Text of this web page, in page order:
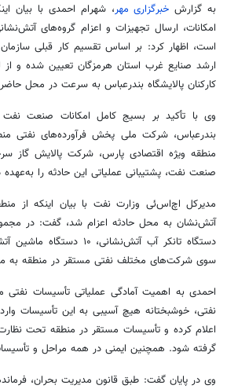
به گزارش خبرگزاری مهر، شهرام احمدی با بیان
امکانات، ارسال تجهیزات و اعزام گروه‌های
است، اظهار کرد: بر اساس تقسیم کار قبلی
ارشد صنایع غرب استان هرمزگان تعیین شده و از
کارکنان پالایشگاه بندرعباس به سرعت در محل
وی با تأکید بر بسیج کامل امکانات صنعت
بندرعباس، شرکت ملی پخش فرآورده‌های نفتی
منطقه ویژه اقتصادی پارس، شرکت پالایش گاز
صنعت نفت، پشتیبانی عملیاتی این حادثه را به‌عهده
مدیرکل اچ‌اس‌ئی
دستگاه تانکر آب آتش‌نشانی، ۱۰ دستگاه ماشین آتش‌نشانی
سوی شرکت‌های مختلف نفتی مستقر در منطقه به
احمدی به اهمیت آمادگی عملیاتی تأسیسات نفتی
نفتی، خوشبختانه هیچ آسیبی به این تأسیسات
اعلام کرده و تأسیسات مستقر در منطقه تحت نظارت
گرفته شود. همچنین ایمنی در همه مراحل و
وی در پایان گفت: طبق قانون مدیریت بحران،